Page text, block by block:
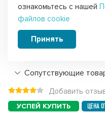
Блок питания
осмоса, F9068
Подробнее
Сопутствующие
Добавить
ознакомьтесь с нашей
файлов cookie
Принять